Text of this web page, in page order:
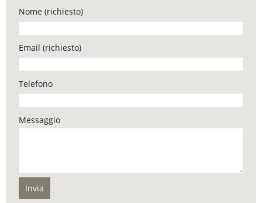
Nome (richiesto)
Email (richiesto)
Telefono
Messaggio